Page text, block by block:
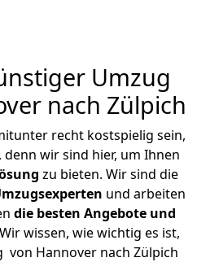
Umzug
nach Zülpich
recht kostspielig sein,
denn wir sind hier, um Ihnen
zu bieten. Wir sind die
und arbeiten
die besten Angebote und
wissen, wie wichtig es ist,
von Hannover nach Zülpich